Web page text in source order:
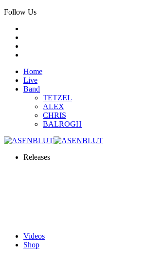
Follow Us
Home
Live
Band
TETZEL
ALEX
CHRIS
BALROGH
Releases
Videos
Shop